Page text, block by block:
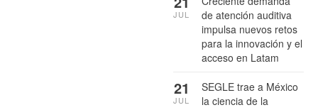
de atención auditiva
impulsa nuevos retos
para la innovación y el
acceso en Latam
JUL
SEGLE trae a México
la ciencia de la
21
JUL